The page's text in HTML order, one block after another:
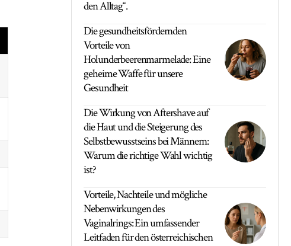
den Alltag“.
Die gesundheitsfördernden
Vorteile von
Holunderbeerenmarmelade: Eine
geheime Waffe für unsere
Gesundheit
Die Wirkung von Aftershave auf
die Haut und die Steigerung des
Selbstbewusstseins bei Männern:
Warum die richtige Wahl wichtig
ist?
Vorteile, Nachteile und mögliche
Nebenwirkungen des
Vaginalrings: Ein umfassender
Leitfaden für den österreichischen